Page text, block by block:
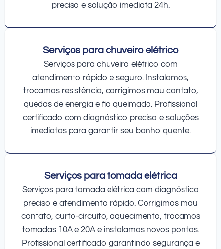
preciso e solução imediata 24h.
Serviços para chuveiro elétrico
Serviços para chuveiro elétrico com
atendimento rápido e seguro. Instalamos,
trocamos resistência, corrigimos mau contato,
quedas de energia e fio queimado. Profissional
certificado com diagnóstico preciso e soluções
imediatas para garantir seu banho quente.
Serviços para tomada elétrica
Serviços para tomada elétrica com diagnóstico
preciso e atendimento rápido. Corrigimos mau
contato, curto-circuito, aquecimento, trocamos
tomadas 10A e 20A e instalamos novos pontos.
Profissional certificado garantindo segurança e